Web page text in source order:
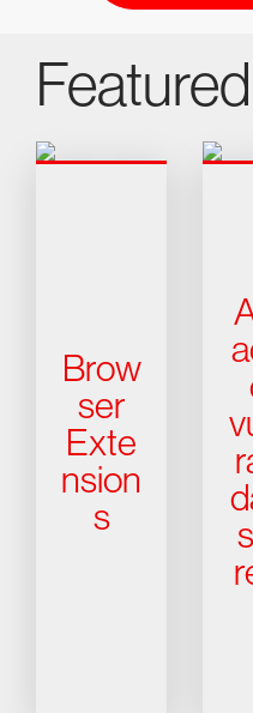
Brow
ser
Exte
nsion
s